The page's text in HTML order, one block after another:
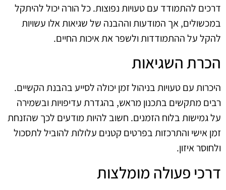
דרכים להתמודד עם טעויות נפוצות. כל הורה יכול להיתקל
במכשולים, אך המודעות וההבנה של שגיאות אלו עשויות
להקל על ההתמודדות ולשפר את איכות החיים.
הכרת השגיאות
היכרות עם טעויות בניהול זמן יכולה לסייע בהבנת הקשיים.
רבים מתקשים בתכנון מראש, בהגדרת עדיפויות ובשמירה
על גמישות בלוח הזמנים. חשוב להיות מודעים לכך שהזנחת
זמן אישי והתרכזות בפרטים קטנים עלולות להוביל לתסכול
ולחוסר איזון.
דרכי פעולה מומלצות